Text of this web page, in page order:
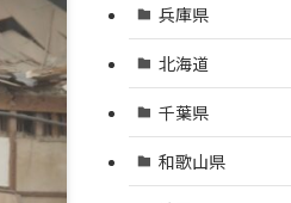
兵庫県
北海道
千葉県
和歌山県